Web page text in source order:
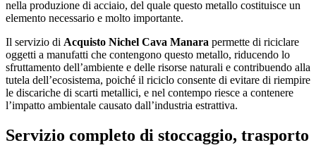
nella produzione di acciaio, del quale questo metallo costituisce un
elemento necessario e molto importante.
Il servizio di Acquisto Nichel Cava Manara permette di riciclare
oggetti a manufatti che contengono questo metallo, riducendo lo
sfruttamento dell’ambiente e delle risorse naturali e contribuendo alla
tutela dell’ecosistema, poiché il riciclo consente di evitare di riempire
le discariche di scarti metallici, e nel contempo riesce a contenere
l’impatto ambientale causato dall’industria estrattiva.
Servizio completo di stoccaggio, trasporto